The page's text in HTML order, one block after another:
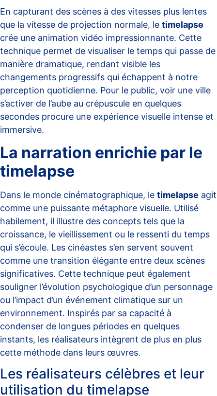
En capturant des scènes à des vitesses plus lentes
que la vitesse de projection normale, le timelapse
crée une animation vidéo impressionnante. Cette
technique permet de visualiser le temps qui passe de
manière dramatique, rendant visible les
changements progressifs qui échappent à notre
perception quotidienne. Pour le public, voir une ville
s’activer de l’aube au crépuscule en quelques
secondes procure une expérience visuelle intense et
immersive.
La narration enrichie par le
timelapse
Dans le monde cinématographique, le timelapse agit
comme une puissante métaphore visuelle. Utilisé
habilement, il illustre des concepts tels que la
croissance, le vieillissement ou le ressenti du temps
qui s’écoule. Les cinéastes s’en servent souvent
comme une transition élégante entre deux scènes
significatives. Cette technique peut également
souligner l’évolution psychologique d’un personnage
ou l’impact d’un événement climatique sur un
environnement. Inspirés par sa capacité à
condenser de longues périodes en quelques
instants, les réalisateurs intègrent de plus en plus
cette méthode dans leurs œuvres.
Les réalisateurs célèbres et leur
utilisation du timelapse